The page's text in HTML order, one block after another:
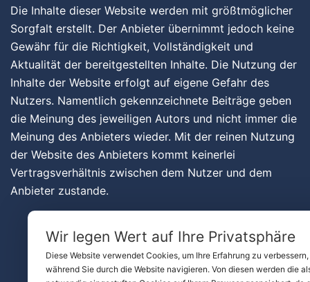
Die Inhalte dieser Website werden mit größtmöglicher
Sorgfalt erstellt. Der Anbieter übernimmt jedoch keine
Gewähr für die Richtigkeit, Vollständigkeit und
Aktualität der bereitgestellten Inhalte. Die Nutzung der
Inhalte der Website erfolgt auf eigene Gefahr des
Nutzers. Namentlich gekennzeichnete Beiträge geben
die Meinung des jeweiligen Autors und nicht immer die
Meinung des Anbieters wieder. Mit der reinen Nutzung
der Website des Anbieters kommt keinerlei
Vertragsverhältnis zwischen dem Nutzer und dem
Anbieter zustande.
Wir legen Wert auf Ihre Privatsphäre
Diese Website verwendet Cookies, um Ihre Erfahrung zu verbessern,
während Sie durch die Website navigieren. Von diesen werden die